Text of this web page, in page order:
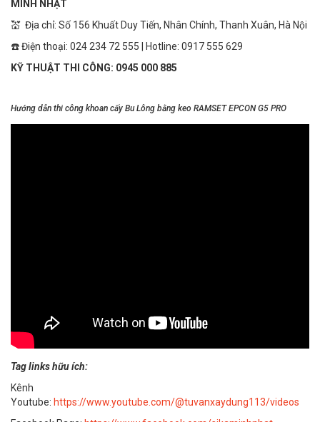
MINH NHẬT
💒 Địa chỉ: Số 156 Khuất Duy Tiến, Nhân Chính, Thanh Xuân, Hà Nội
☎️ Điện thoại: 024 234 72 555 | Hotline: 0917 555 629
KỸ THUẬT THI CÔNG: 0945 000 885
Hướng dẫn thi công khoan cấy Bu Lông bằng keo RAMSET EPCON G5 PRO
Tag links hữu ích:
Kênh
Youtube: https://www.youtube.com/@tuvanxaydung113/videos